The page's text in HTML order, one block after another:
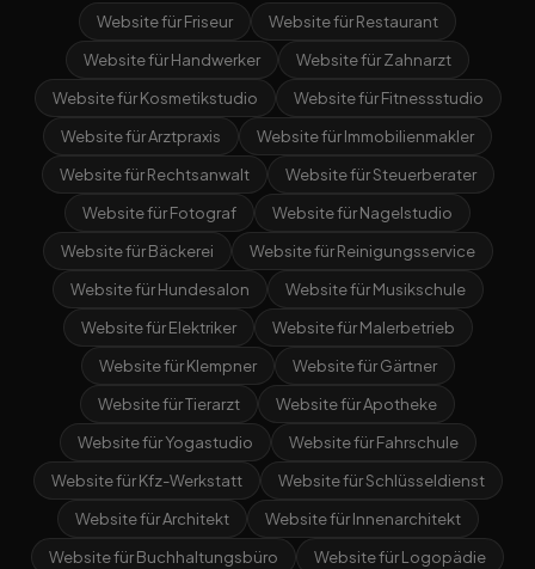
Website für Friseur
Website für Restaurant
Website für Handwerker
Website für Zahnarzt
Website für Kosmetikstudio
Website für Fitnessstudio
Website für Arztpraxis
Website für Immobilienmakler
Website für Rechtsanwalt
Website für Steuerberater
Website für Fotograf
Website für Nagelstudio
Website für Bäckerei
Website für Reinigungsservice
Website für Hundesalon
Website für Musikschule
Website für Elektriker
Website für Malerbetrieb
Website für Klempner
Website für Gärtner
Website für Tierarzt
Website für Apotheke
Website für Yogastudio
Website für Fahrschule
Website für Kfz-Werkstatt
Website für Schlüsseldienst
Website für Architekt
Website für Innenarchitekt
Website für Buchhaltungsbüro
Website für Logopädie